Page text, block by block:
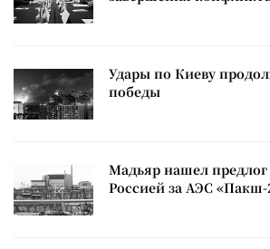
Удары по Киеву
победы
Мадьяр нашел предлог
Россией за АЭС «Пакш-